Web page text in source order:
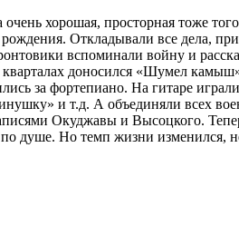
хорошая, просторная тоже
Откладывали все дела,
вспоминали войну и
доносился «Шумел
за фортепиано. На гитаре
и т.д. А объединяли всех
Окуджавы и Высоцкого.
душе. Но темп жизни изменился,